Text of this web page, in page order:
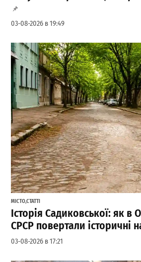
03-08-2026 в 19:49
МІСТО,СТАТТІ
Історія Садиковської: як в
СРСР повертали історичні
03-08-2026 в 17:21